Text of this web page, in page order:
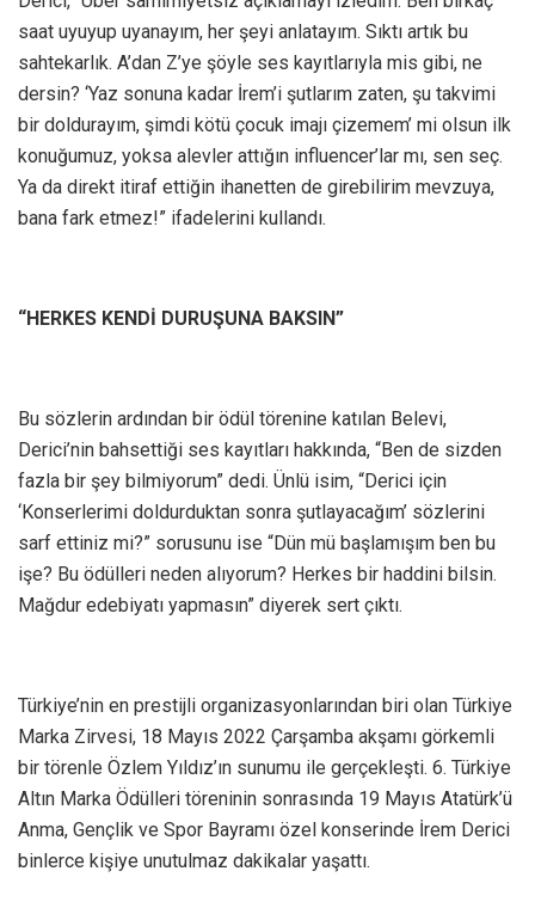
saat uyuyup uyanayım, her şeyi anlatayım. Sıktı artık bu
sahtekarlık. A’dan Z’ye şöyle ses kayıtlarıyla mis gibi, ne
dersin? ‘Yaz sonuna kadar İrem’i şutlarım zaten, şu takvimi
bir doldurayım, şimdi kötü çocuk imajı çizemem’ mi olsun ilk
konuğumuz, yoksa alevler attığın influencer’lar mı, sen seç.
Ya da direkt itiraf ettiğin ihanetten de girebilirim mevzuya,
bana fark etmez!” ifadelerini kullandı.
“HERKES KENDİ DURUŞUNA BAKSIN”
Bu sözlerin ardından bir ödül törenine katılan Belevi,
Derici’nin bahsettiği ses kayıtları hakkında, “Ben de sizden
fazla bir şey bilmiyorum” dedi. Ünlü isim, “Derici için
‘Konserlerimi doldurduktan sonra şutlayacağım’ sözlerini
sarf ettiniz mi?” sorusunu ise “Dün mü başlamışım ben bu
işe? Bu ödülleri neden alıyorum? Herkes bir haddini bilsin.
Mağdur edebiyatı yapmasın” diyerek sert çıktı.
Türkiye’nin en prestijli organizasyonlarından biri olan Türkiye
Marka Zirvesi, 18 Mayıs 2022 Çarşamba akşamı görkemli
bir törenle Özlem Yıldız’ın sunumu ile gerçekleşti. 6. Türkiye
Altın Marka Ödülleri töreninin sonrasında 19 Mayıs Atatürk’ü
Anma, Gençlik ve Spor Bayramı özel konserinde İrem Derici
binlerce kişiye unutulmaz dakikalar yaşattı.